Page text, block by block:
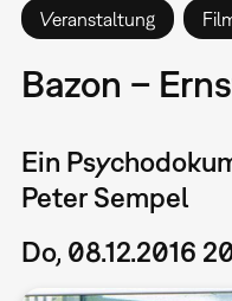
Veranstaltung
Bazon –
Ein
Peter Sempel
Do, 08.12.2016